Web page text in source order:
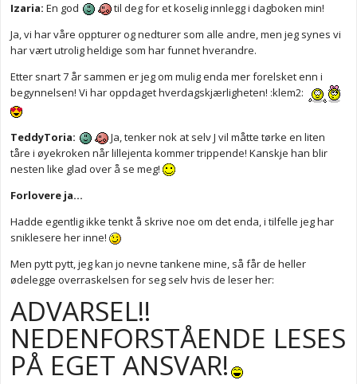
Izaria: En god
til deg for et koselig innlegg i dagboken min!
Ja, vi har våre oppturer og nedturer som alle andre, men jeg synes vi
har vært utrolig heldige som har funnet hverandre.
Etter snart 7 år sammen er jeg om mulig enda mer forelsket enn i
begynnelsen! Vi har oppdaget hverdagskjærligheten! :klem2:
TeddyToria:
Ja, tenker nok at selv J vil måtte tørke en liten
tåre i øyekroken når lillejenta kommer trippende! Kanskje han blir
nesten like glad over å se meg!
Forlovere ja...
Hadde egentlig ikke tenkt å skrive noe om det enda, i tilfelle jeg har
sniklesere her inne!
Men pytt pytt, jeg kan jo nevne tankene mine, så får de heller
ødelegge overraskelsen for seg selv hvis de leser her:
ADVARSEL!!
NEDENFORSTÅENDE LESES
PÅ EGET ANSVAR!